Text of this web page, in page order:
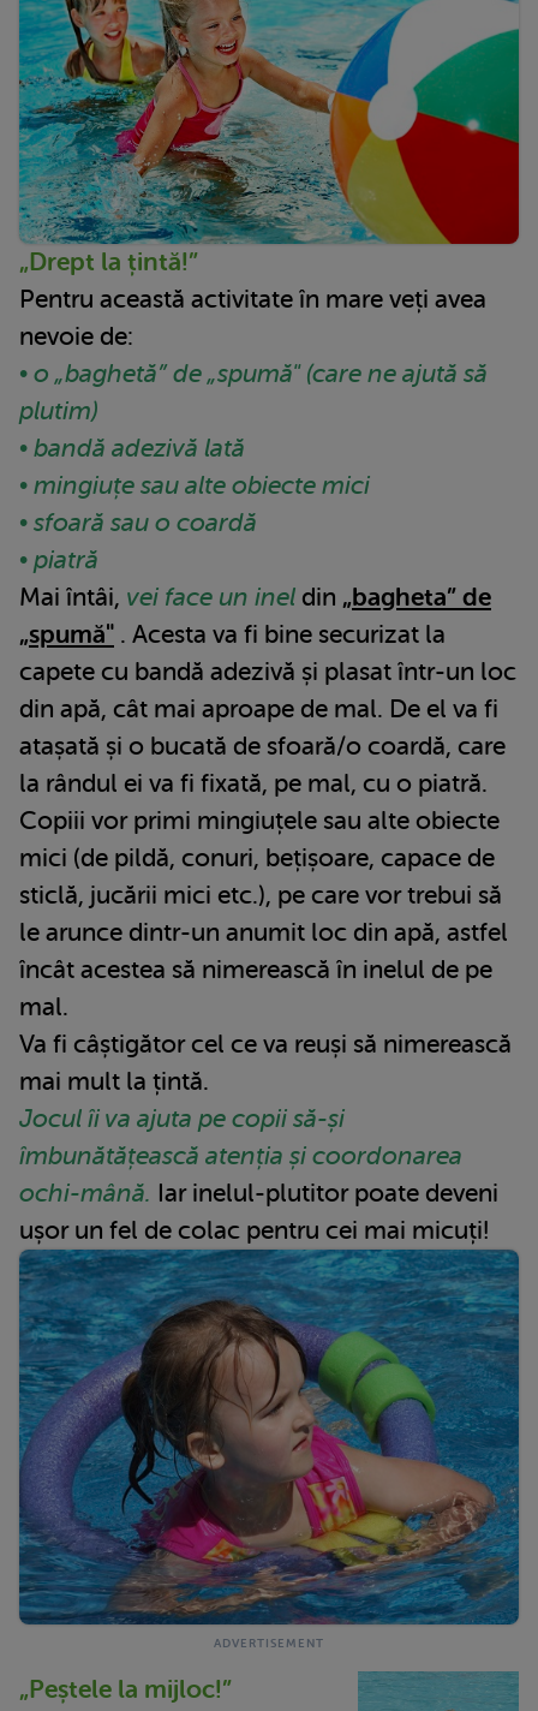
„Drept la țintă!”
Pentru această activitate în mare veți avea
nevoie de:
• o „baghetă” de „spumă" (care ne ajută să
plutim)
• bandă adezivă lată
• mingiuțe sau alte obiecte mici
• sfoară sau o coardă
• piatră
Mai întâi, vei face un inel din „bagheta” de
„spumă" . Acesta va fi bine securizat la
capete cu bandă adezivă și plasat într-un loc
din apă, cât mai aproape de mal. De el va fi
atașată și o bucată de sfoară/o coardă, care
la rândul ei va fi fixată, pe mal, cu o piatră.
Copiii vor primi mingiuțele sau alte obiecte
mici (de pildă, conuri, bețișoare, capace de
sticlă, jucării mici etc.), pe care vor trebui să
le arunce dintr-un anumit loc din apă, astfel
încât acestea să nimerească în inelul de pe
mal.
Va fi câștigător cel ce va reuși să nimerească
mai mult la țintă.
Jocul îi va ajuta pe copii să-și
îmbunătățească atenția și coordonarea
ochi-mână. Iar inelul-plutitor poate deveni
ușor un fel de colac pentru cei mai micuți!
„Peștele la mijloc!”